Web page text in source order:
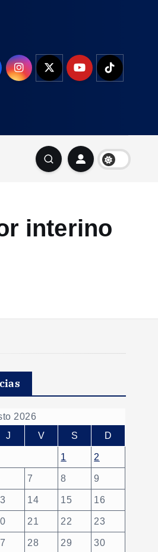
interino
2026
J V S D
1 2
7 8 9
14 15 16
21 22 23
28 29 30